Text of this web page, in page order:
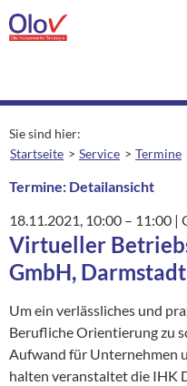
Zum Inhalt springen
Menü
Sie sind hier:
Startseite
Service Termine
Termine: Detailansicht
18.11.2021, 10:00 – 11:00 |
Virtueller
GmbH, Darmstadt
Um ein verlässliches und
Berufliche Orientierung zu
Aufwand für Unternehmen
halten veranstaltet die IHK